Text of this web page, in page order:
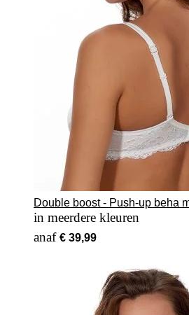
Double boost - Push-up beha
in meerdere kleuren
Vanaf € 39,99